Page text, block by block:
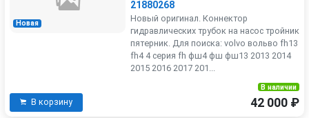
Новая
21880268
Новый оригинал. Коннектор
гидравлических трубок на насос тройник
пятерник. Для поиска: volvo вольво fh13
fh4 4 серия fh фш4 фш фш13 2013 2014
2015 2016 2017 201...
В корзину
В наличии
42 000 ₽